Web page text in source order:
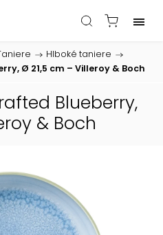
/ Hlboké taniere /
Ø 21,5 cm – Villeroy & Boch
Blueberry,
& Boch